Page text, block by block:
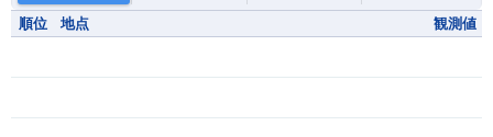
順位 地点 観測値